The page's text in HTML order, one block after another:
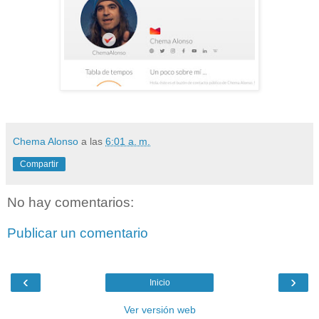
Chema Alonso a las 6:01 a. m.
Compartir
No hay comentarios:
Publicar un comentario
‹ ›
Inicio
Ver versión web